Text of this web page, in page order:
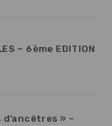
– 6ème EDITION
» –